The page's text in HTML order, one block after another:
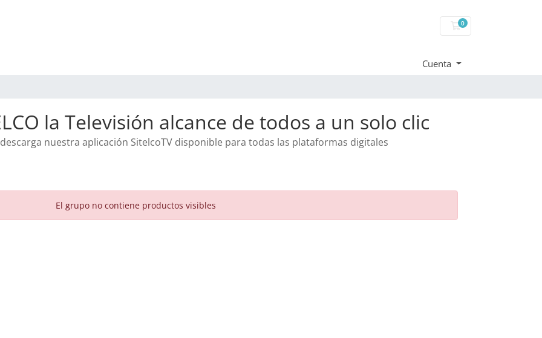
0
Carro de Pedidos
Cuenta
la Televisión alcance de todos a un solo clic
nuestra aplicación SitelcoTV disponible para todas las plataformas digitales
El grupo no contiene productos visibles